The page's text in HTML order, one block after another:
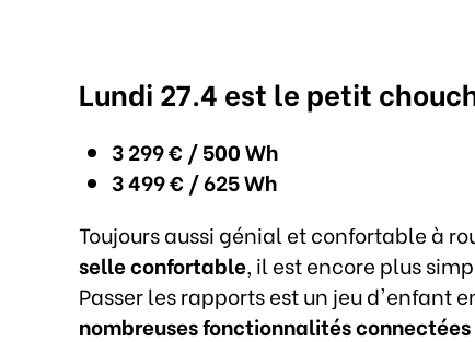
Lundi 27.4 est le petit
3 299 € / 500 Wh
3 499 € / 625 Wh
Toujours aussi génial et confortable à
selle confortable, il est encore plus
Passer les rapports est un jeu d'enfant
nombreuses fonctionnalités connectées